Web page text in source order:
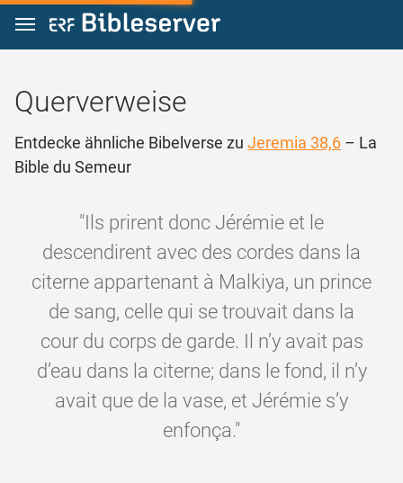
Zum Inhalt springen
Querverweise
Entdecke ähnliche Bibelverse zu Jeremia 38,6 – La
Bible du Semeur
"Ils prirent donc Jérémie et le
descendirent avec des cordes dans la
citerne appartenant à Malkiya, un prince
de sang, celle qui se trouvait dans la
cour du corps de garde. Il n’y avait pas
d’eau dans la citerne; dans le fond, il n’y
avait que de la vase, et Jérémie s’y
enfonça."